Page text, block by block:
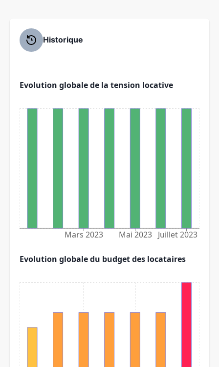
Historique
Evolution globale de la tension locative
Mars 2023 Mai 2023 Juillet 2023
Evolution globale du budget des locataires